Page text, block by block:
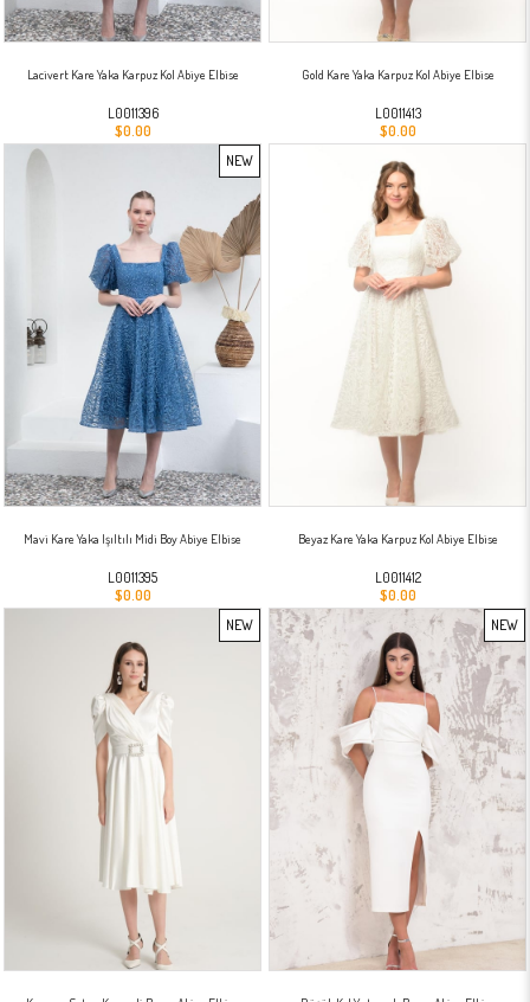
Lacivert Kare Yaka Karpuz Kol Abiye Elbise
L0011396
$0.00
Gold Kare Yaka Karpuz Kol Abiye Elbise
L0011413
$0.00
Mavi Kare Yaka Işıltılı Midi Boy Abiye Elbise
L0011395
$0.00
NEW
Beyaz Kare Yaka Karpuz Kol Abiye Elbise
L0011412
$0.00
NEW
NEW
ITEM